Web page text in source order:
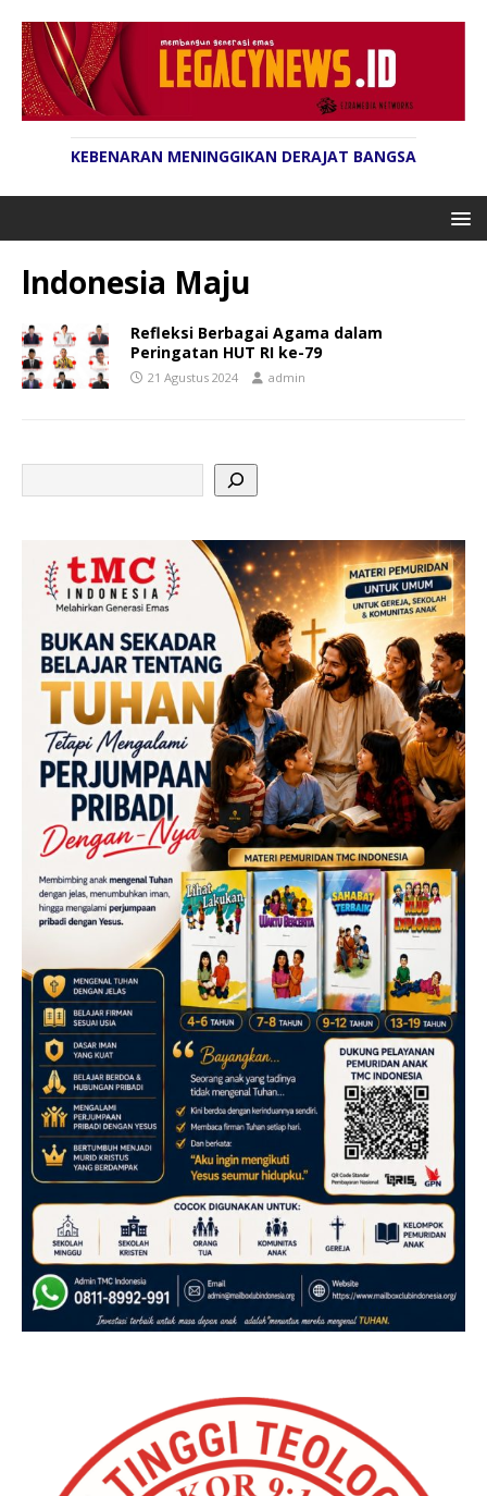
KEBENARAN MENINGGIKAN DERAJAT BANGSA
lndonesia Maju
Refleksi Berbagai Agama dalam
Peringatan HUT RI ke-79
21 Agustus 2024 admin